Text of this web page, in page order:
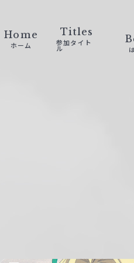
Home
ホーム
Titles
参加タイト
ル